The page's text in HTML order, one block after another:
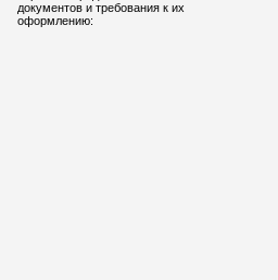
документов и требования к их
оформлению: